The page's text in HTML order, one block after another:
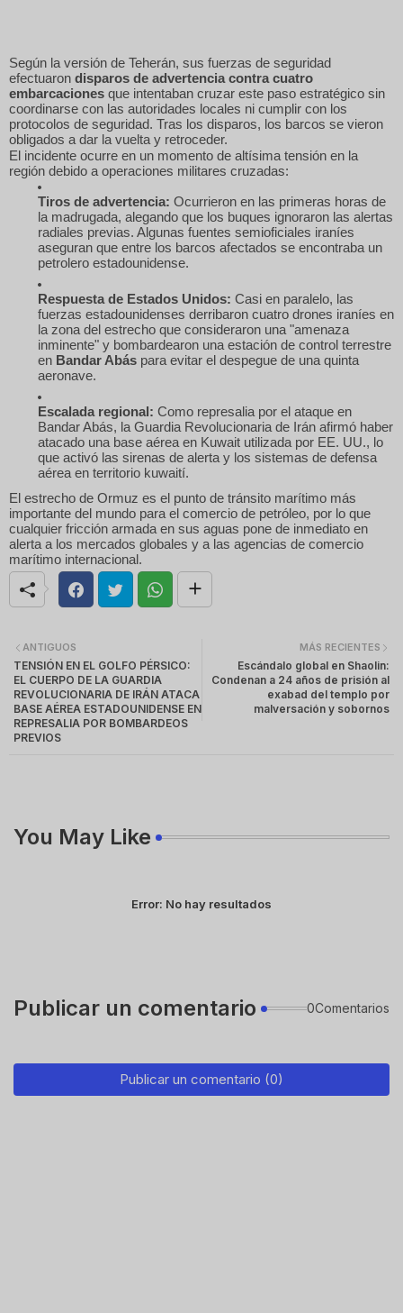
Según la versión de Teherán, sus fuerzas de seguridad
efectuaron disparos de advertencia contra cuatro
embarcaciones que intentaban cruzar este paso estratégico sin
coordinarse con las autoridades locales ni cumplir con los
protocolos de seguridad. Tras los disparos, los barcos se vieron
obligados a dar la vuelta y retroceder.
El incidente ocurre en un momento de altísima tensión en la
región debido a operaciones militares cruzadas:
Tiros de advertencia: Ocurrieron en las primeras horas de
la madrugada, alegando que los buques ignoraron las alertas
radiales previas. Algunas fuentes semioficiales iraníes
aseguran que entre los barcos afectados se encontraba un
petrolero estadounidense.
Respuesta de Estados Unidos: Casi en paralelo, las
fuerzas estadounidenses derribaron cuatro drones iraníes en
la zona del estrecho que consideraron una "amenaza
inminente" y bombardearon una estación de control terrestre
en Bandar Abás para evitar el despegue de una quinta
aeronave.
Escalada regional: Como represalia por el ataque en
Bandar Abás, la Guardia Revolucionaria de Irán afirmó haber
atacado una base aérea en Kuwait utilizada por EE. UU., lo
que activó las sirenas de alerta y los sistemas de defensa
aérea en territorio kuwaití.
El estrecho de Ormuz es el punto de tránsito marítimo más
importante del mundo para el comercio de petróleo, por lo que
cualquier fricción armada en sus aguas pone de inmediato en
alerta a los mercados globales y a las agencias de comercio
marítimo internacional.
MÁS RECIENTES
Escándalo global en Shaolin:
Condenan a 24 años de prisión al
exabad del templo por
malversación y sobornos
ANTIGUOS
TENSIÓN EN EL GOLFO PÉRSICO:
EL CUERPO DE LA GUARDIA
REVOLUCIONARIA DE IRÁN ATACA
BASE AÉREA ESTADOUNIDENSE EN
REPRESALIA POR BOMBARDEOS
PREVIOS
You May Like
Error: No hay resultados
Publicar un comentario 0Comentarios
Publicar un comentario (0)